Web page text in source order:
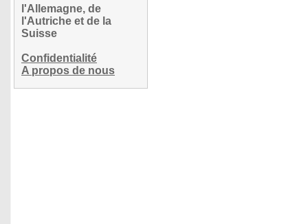
l'Allemagne, de
l'Autriche et de la
Suisse
Confidentialité
A propos de nous